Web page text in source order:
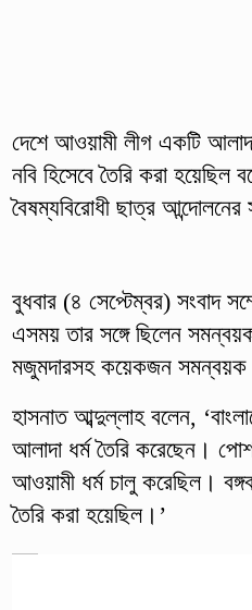
দেশে আওয়ামী লীগ একটি
নবি হিসেবে তৈরি করা হয়েছিল
বৈষম্যবিরোধী ছাত্র
বুধবার (৪ সেপ্টেম্বর) সংবাদ
এসময় তার সঙ্গে ছিলেন
মজুমদারসহ কয়েকজন
হাসনাত আব্দুল্লাহ বলেন,
আলাদা ধর্ম তৈরি করেছেন।
আওয়ামী ধর্ম চালু করেছিল।
তৈরি করা হয়েছিল।’